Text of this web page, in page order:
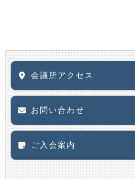
会議所アクセス
お問い合わせ
ご入会案内